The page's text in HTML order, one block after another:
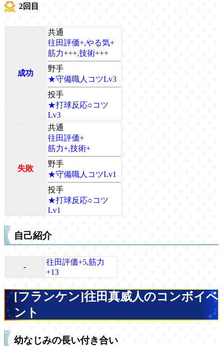
2回目
成功
共通
往田評価+,やる気+
筋力+++,技術+++
野手
★守備職人コツLv3
投手
★打球反応○コツ
Lv3
失敗
共通
往田評価+
筋力+,技術+
野手
★守備職人コツLv1
投手
★打球反応○コツ
Lv1
自己紹介
-
往田評価+5,筋力
+13
[フランケン]往田真威人のコンボイベ
ント
幼なじみの長い付き合い